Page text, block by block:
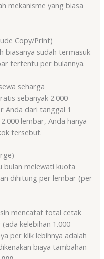
mekanisme yang biasa
Copy/Print)
biasanya sudah termasuk
tertentu per bulannya.
seharga
sebanyak 2.000
Anda dari tanggal 1
lembar, Anda hanya
tersebut.
bulan melewati kuota
dihitung per lembar (per
mencatat total cetak
kelebihan 1.000
per klik lebihnya adalah
biaya tambahan